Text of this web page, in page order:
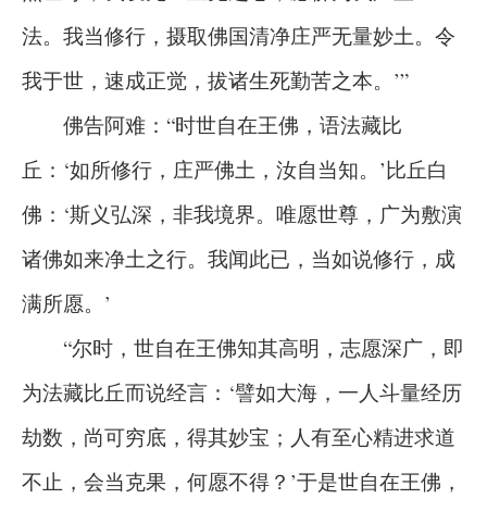
法。我当修行，摄取佛国清净庄严无量妙土。令
我于世，速成正觉，拔诸生死勤苦之本。’”
佛告阿难：“时世自在王佛，语法藏比
丘：‘如所修行，庄严佛土，汝自当知。’比丘白
佛：‘斯义弘深，非我境界。唯愿世尊，广为敷演
诸佛如来净土之行。我闻此已，当如说修行，成
满所愿。’
“尔时，世自在王佛知其高明，志愿深广，即
为法藏比丘而说经言：‘譬如大海，一人斗量经历
劫数，尚可穷底，得其妙宝；人有至心精进求道
不止，会当克果，何愿不得？’于是世自在王佛，